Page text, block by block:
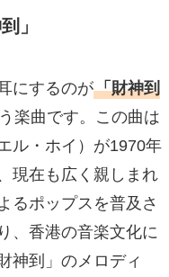
」
にするのが「財神到
楽曲です。この曲は
ル・ホイ）が1970年
現在も広く親しまれ
るポップスを普及さ
、香港の音楽文化に
神到」のメロディ